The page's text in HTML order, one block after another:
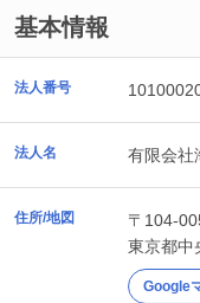
基本情報
法人番号
法人名 有限会社
住所/地図
〒104-
東京都中
Google